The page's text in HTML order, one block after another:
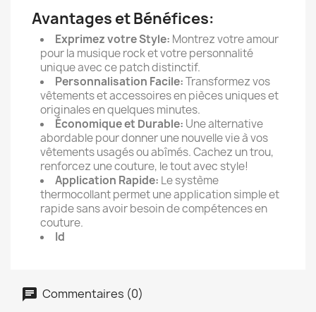
Avantages et Bénéfices:
Exprimez votre Style: Montrez votre amour
pour la musique rock et votre personnalité
unique avec ce patch distinctif.
Personnalisation Facile:Transformez vos
vêtements et accessoires en pièces uniques et
originales en quelques minutes.
Économique et Durable: Une alternative
abordable pour donner une nouvelle vie à vos
vêtements usagés ou abîmés. Cachez un trou,
renforcez une couture, le tout avec style!
Application Rapide: Le système
thermocollant permet une application simple et
rapide sans avoir besoin de compétences en
couture.
Id
Commentaires (0)